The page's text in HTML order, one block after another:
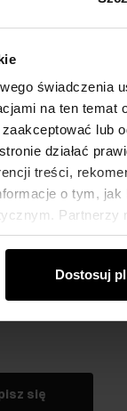
na ten
działać
treści,
o tym,
z ich usług.
Dostosuj
się